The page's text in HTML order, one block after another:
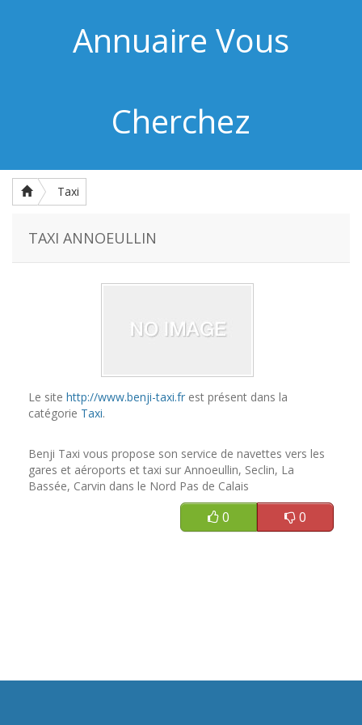
Annuaire Vous
Cherchez
Taxi
TAXI ANNOEULLIN
Le site http://www.benji-taxi.fr est présent dans la
catégorie Taxi.
Benji Taxi vous propose son service de navettes vers les
gares et aéroports et taxi sur Annoeullin, Seclin, La
Bassée, Carvin dans le Nord Pas de Calais
0 0